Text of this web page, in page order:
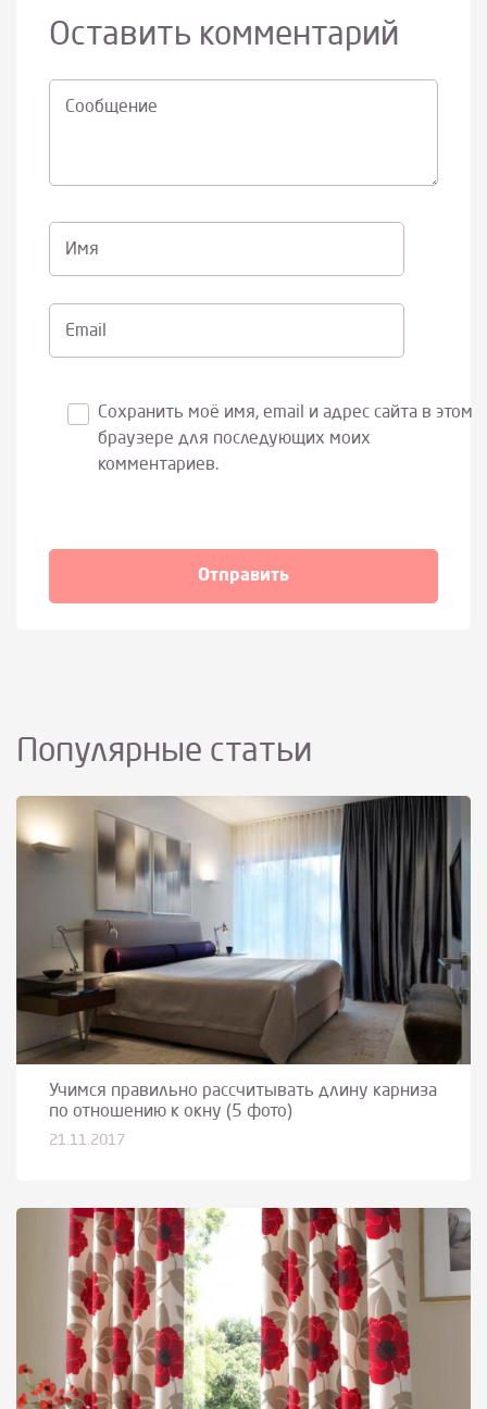
Оставить комментарий
Cообщение
Имя
Email
Сохранить моё имя, email и адрес сайта в этом
браузере для последующих моих
комментариев.
Популярные статьи
Учимся правильно рассчитывать длину карниза
по отношению к окну (5 фото)
21.11.2017